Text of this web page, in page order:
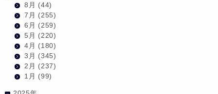
8月 (44)
7月 (255)
6月 (259)
5月 (220)
4月 (180)
3月 (345)
2月 (237)
1月 (99)